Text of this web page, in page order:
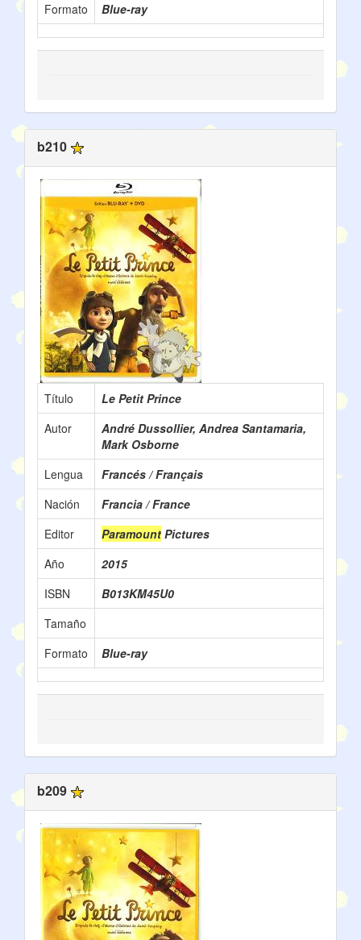
Formato
Blue-ray
b210
Título
Le Petit Prince
Autor
André Dussollier, Andrea Santamaria,
Mark Osborne
Lengua
Francés / Français
Nación
Francia / France
Editor
Paramount Pictures
Año
2015
ISBN
B013KM45U0
Tamaño
Formato
Blue-ray
b209